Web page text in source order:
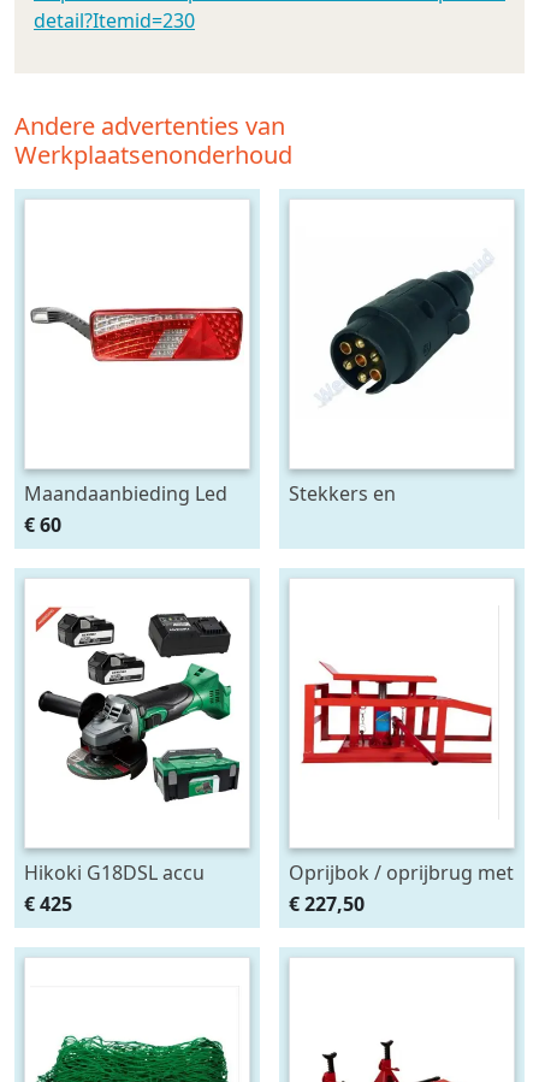
detail?Itemid=230
Andere advertenties van
Werkplaatsenonderhoud
Maandaanbieding Led
achterlicht 12-24V links
m. breedtelamp
€ 60
Stekkers en
Hikoki G18DSL accu
haakse slijper (2x5Ah +
HSCII)
€ 425
Oprijbok / oprijbrug met
ingebouwde krik. set
2stuks
€ 227,50